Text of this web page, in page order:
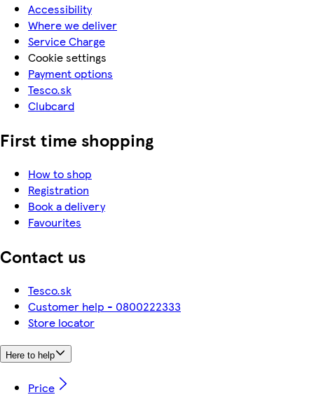
Accessibility
Where we deliver
Service Charge
Cookie settings
Payment options
Tesco.sk
Clubcard
First time shopping
How to shop
Registration
Book a delivery
Favourites
Contact us
Tesco.sk
Customer help - 0800222333
Store locator
Here to help
Price